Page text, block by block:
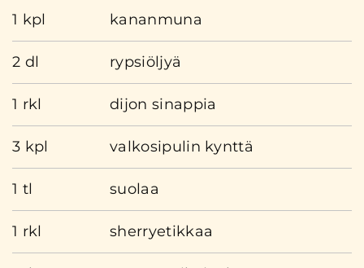
1 kpl kananmuna
2 dl rypsiöljyä
1 rkl dijon sinappia
3 kpl valkosipulin kynttä
1 tl suolaa
1 rkl sherryetikkaa